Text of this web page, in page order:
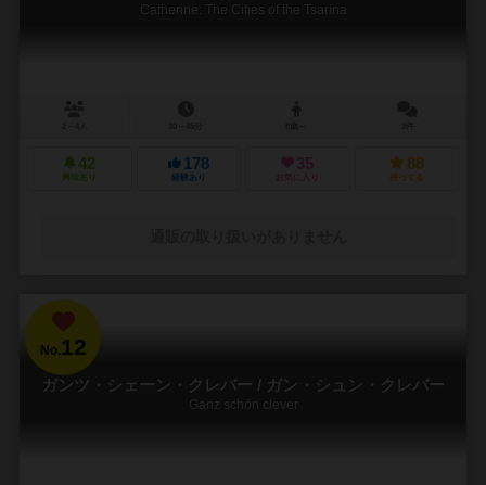
Catherine: The Cities of the Tsarina
42
興味あり
178
経験あり
35
お気に入り
88
持ってる
No.12
ガンツ・シェーン・クレバー / ガン・シュン・クレバー
Ganz schön clever